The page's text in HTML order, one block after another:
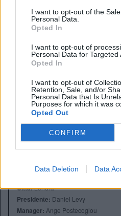
I want to opt-out of the
Personal Data.
Opted In
I want to opt-out of
Personal Data for Targeted
Opted In
I want to opt-out of
Retention, Sale, and/or
Personal Data that Is
Purposes for which it was
Opted Out
CONFIRM
Data Deletion Data
Tottenham fa sul serio: De
asso per l’attacco degli
Anno di Fondazione: 1882 come
Città:Londra
Presidente: Daniel Levy
Manager: Ange Postecoglou